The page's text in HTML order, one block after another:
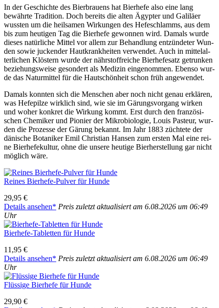
In der Geschich­te des Bier­brau­ens hat Bier­he­fe also eine lang
bewähr­te Tra­di­ti­on. Doch bereits die alten Ägyp­ter und Gali­lä­er
wuss­ten um die heil­sa­men Wir­kun­gen des Hefe­schlamms, aus dem
bis zum heu­ti­gen Tag die Bier­he­fe gewon­nen wird. Damals wur­de
die­ses natür­li­che Mit­tel vor allem zur Behand­lung ent­zün­de­ter Wun­
den sowie jucken­der Haut­krank­hei­ten ver­wen­det. Auch in mit­tel­al­
ter­li­chen Klös­tern wur­de der nähr­stoff­rei­che Bier­he­fe­satz getrun­ken
bezie­hungs­wei­se geson­dert als Medi­zin ein­ge­nom­men. Eben­so wur­
de das Natur­mit­tel für die Haut­schön­heit schon früh ange­wen­det.
Damals konn­ten sich die Men­schen aber noch nicht genau erklä­ren,
was Hefe­pil­ze wirk­lich sind, wie sie im Gärungs­vor­gang wir­ken
und woher kon­kret die Wir­kung kommt. Erst durch den fran­zö­si­
schen Che­mi­ker und Pio­nier der Mikro­bio­lo­gie, Lou­is Pas­teur, wur­
den die Pro­zes­se der Gärung bekannt. Im Jahr 1883 züch­te­te der
däni­sche Bota­ni­ker Emil Chris­ti­an Han­sen zum ers­ten Mal eine rei­
ne Bier­he­fe­kul­tur, ohne die unse­re heu­ti­ge Bier­her­stel­lung gar nicht
mög­lich wäre.
Rei­nes Bier­he­fe-Pul­ver für Hun­de
29,95 €
Details anse­hen* Preis zuletzt aktua­li­siert am 6.08.2026 um 06:49
Uhr
Bier­he­fe-Tablet­ten für Hun­de
11,95 €
Details anse­hen* Preis zuletzt aktua­li­siert am 6.08.2026 um 06:49
Uhr
Flüs­si­ge Bier­he­fe für Hun­de
29,90 €